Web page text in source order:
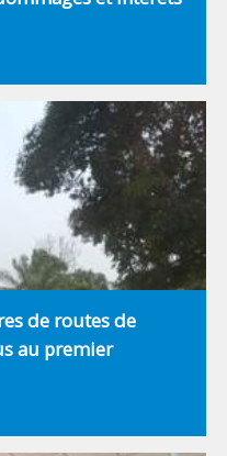
de routes de
au premier